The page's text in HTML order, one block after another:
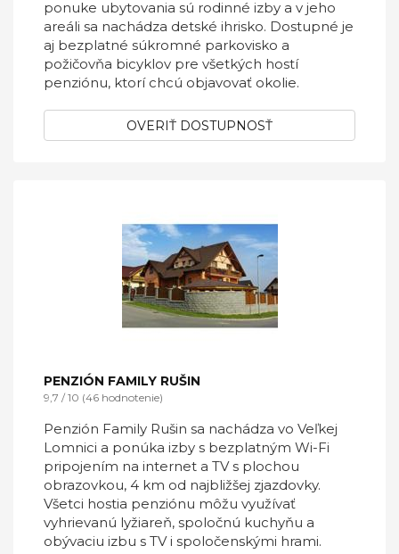
ponuke ubytovania sú rodinné izby a v jeho
areáli sa nachádza detské ihrisko. Dostupné je
aj bezplatné súkromné parkovisko a
požičovňa bicyklov pre všetkých hostí
penziónu, ktorí chcú objavovať okolie.
OVERIŤ DOSTUPNOSŤ
PENZIÓN FAMILY RUŠIN
9,7 / 10 (46 hodnotenie)
Penzión Family Rušin sa nachádza vo Veľkej
Lomnici a ponúka izby s bezplatným Wi-Fi
pripojením na internet a TV s plochou
obrazovkou, 4 km od najbližšej zjazdovky.
Všetci hostia penziónu môžu využívať
vyhrievanú lyžiareň, spoločnú kuchyňu a
obývaciu izbu s TV i spoločenskými hrami.